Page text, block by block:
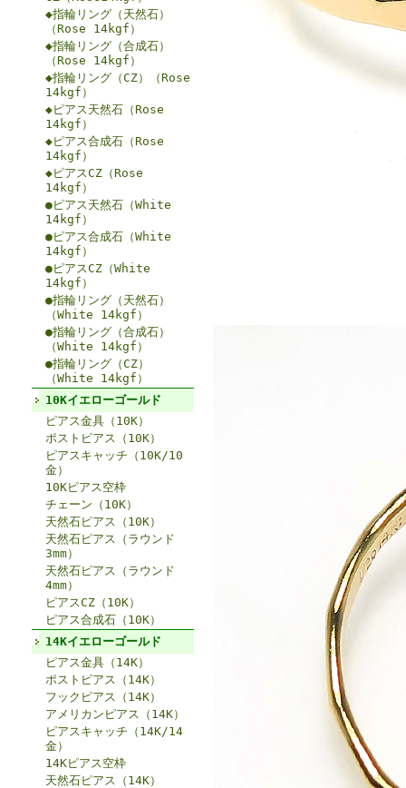
◆指輪リング（天然石）
（Rose 14kgf）
◆指輪リング（合成石）
（Rose 14kgf）
◆指輪リング（CZ）（Rose
14kgf）
◆ピアス天然石（Rose
14kgf）
◆ピアス合成石（Rose
14kgf）
◆ピアスCZ（Rose
14kgf）
●ピアス天然石（White
14kgf）
●ピアス合成石（White
14kgf）
●ピアスCZ（White
14kgf）
●指輪リング（天然石）
（White 14kgf）
●指輪リング（合成石）
（White 14kgf）
●指輪リング（CZ）
（White 14kgf）
10Kイエローゴールド
ピアス金具（10K）
ポストピアス（10K）
ピアスキャッチ（10K/10
金）
10Kピアス空枠
チェーン（10K）
天然石ピアス（10K）
天然石ピアス（ラウンド
3mm）
天然石ピアス（ラウンド
4mm）
ピアスCZ（10K）
ピアス合成石（10K）
14Kイエローゴールド
ピアス金具（14K）
ポストピアス（14K）
フックピアス（14K）
アメリカンピアス（14K）
ピアスキャッチ（14K/14
金）
14Kピアス空枠
天然石ピアス（14K）